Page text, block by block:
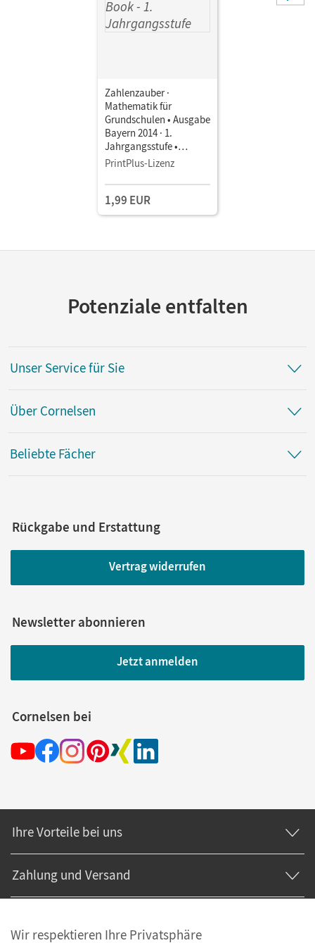
Zahlenzauber ·
Mathematik für
Grundschulen • Ausgabe
Bayern 2014 · 1.
Jahrgangsstufe •
Schulbuch als E-Book
PrintPlus-Lizenz
1,99 EUR
Potenziale entfalten
Unser Service für Sie
Über Cornelsen
Beliebte Fächer
Rückgabe und Erstattung
Vertrag widerrufen
Newsletter abonnieren
Jetzt anmelden
Cornelsen bei
Ihre Vorteile bei uns
Zahlung und Versand
Wir respektieren Ihre Privatsphäre